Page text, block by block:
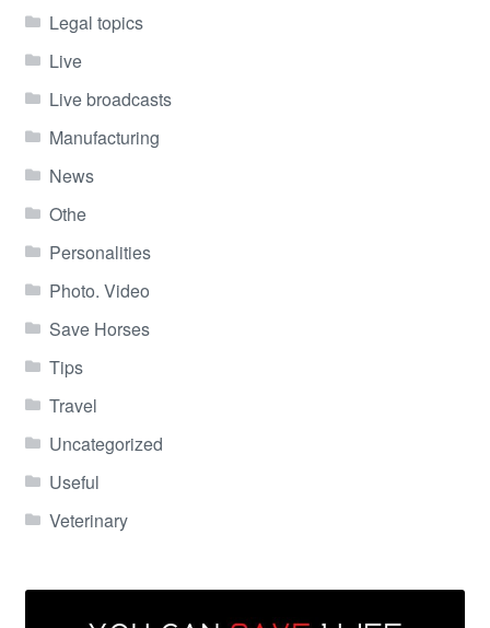
Legal topics
Live
Live broadcasts
Manufacturing
News
Othe
Personalities
Photo. Video
Save Horses
Tips
Travel
Uncategorized
Useful
Veterinary